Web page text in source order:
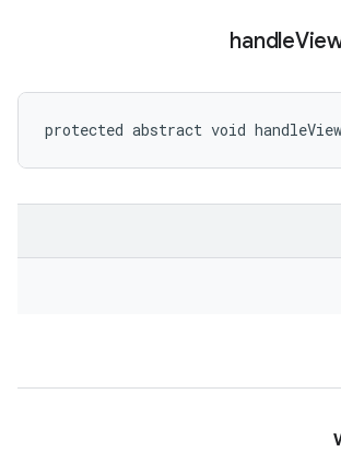
handle
protected abstract void